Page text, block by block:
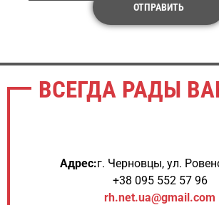
ОТПРАВИТЬ
ВСЕГДА РАДЫ
Адрес:г. Черновцы, ул.
+38 095 552 57 96
rh.net.ua@gmail.com